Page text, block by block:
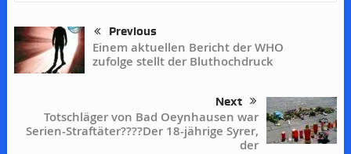
Previous
Einem aktuellen Bericht der WHO
zufolge stellt der Bluthochdruck
Next
Totschläger von Bad Oeynhausen war
Serien-Straftäter????Der 18-jährige Syrer,
der